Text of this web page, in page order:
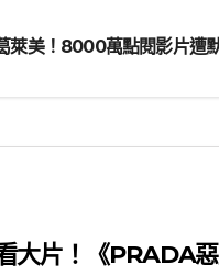
萊美！8000萬點閱影片遭
大片！《PRADA